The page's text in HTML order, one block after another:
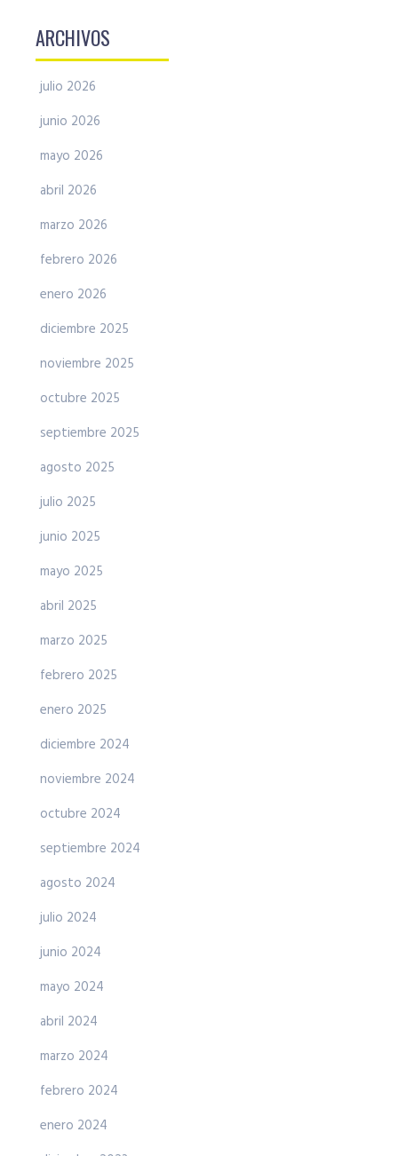
ARCHIVOS
julio 2026
junio 2026
mayo 2026
abril 2026
marzo 2026
febrero 2026
enero 2026
diciembre 2025
noviembre 2025
octubre 2025
septiembre 2025
agosto 2025
julio 2025
junio 2025
mayo 2025
abril 2025
marzo 2025
febrero 2025
enero 2025
diciembre 2024
noviembre 2024
octubre 2024
septiembre 2024
agosto 2024
julio 2024
junio 2024
mayo 2024
abril 2024
marzo 2024
febrero 2024
enero 2024